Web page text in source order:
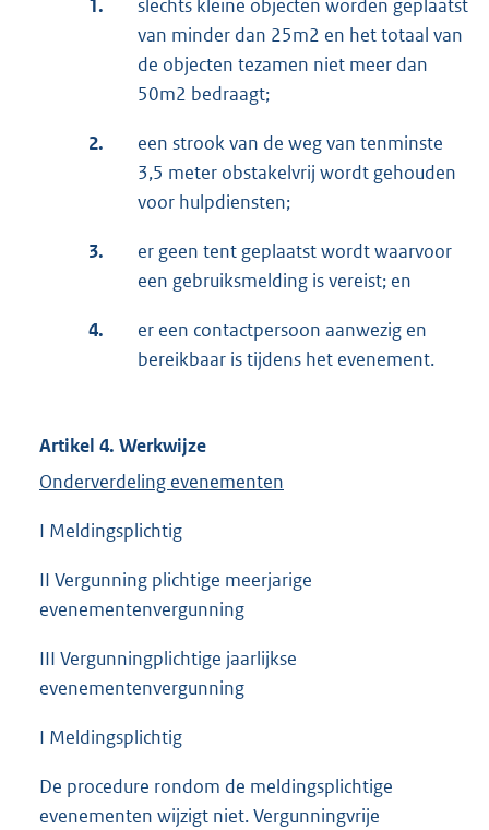
1.
slechts kleine objecten worden geplaatst
van minder dan 25m2 en het totaal van
de objecten tezamen niet meer dan
50m2 bedraagt;
2.
een strook van de weg van tenminste
3,5 meter obstakelvrij wordt gehouden
voor hulpdiensten;
3.
er geen tent geplaatst wordt waarvoor
een gebruiksmelding is vereist; en
4.
er een contactpersoon aanwezig en
bereikbaar is tijdens het evenement.
Artikel 4. Werkwijze
Onderverdeling evenementen
I Meldingsplichtig
II Vergunning plichtige meerjarige
evenementenvergunning
III Vergunningplichtige jaarlijkse
evenementenvergunning
I Meldingsplichtig
De procedure rondom de meldingsplichtige
evenementen wijzigt niet. Vergunningvrije